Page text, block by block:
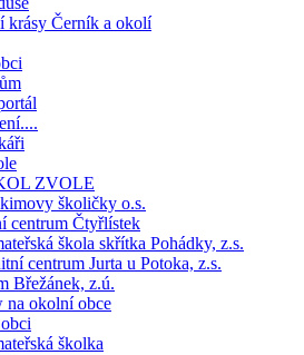
krásy Černík a okolí
ZVOLE
školičky o.s.
centrum Čtyřlístek
škola skřítka Pohádky, z.s.
centrum Jurta u Potoka, z.s.
Břežánek, z.ú.
okolní obce
školka